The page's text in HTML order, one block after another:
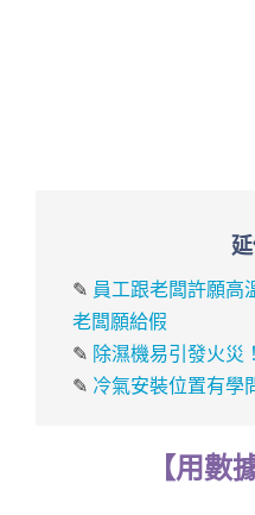
✎ 員工跟老闆許願高
老闆願給假
✎ 除濕機易引發火災
✎ 冷氣安裝位置有學
【用數